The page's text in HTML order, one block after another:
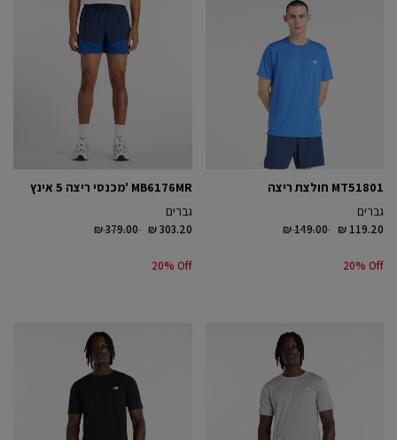
MT51801 חולצת ריצה
גברים
Price reduced from
₪ 149.00 to₪ 119.20
20% Off
MB6176MR 'מכנסי ריצה 5 אינץ
גברים
Price reduced from
₪ 379.00 to₪ 303.20
20% Off